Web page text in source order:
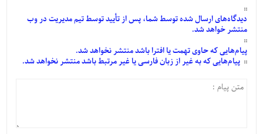
دیدگاه‌هایارسالشدهتوسط شما، پس ازتأییدتوسط تیم مدیریت در وب
منتشر خواهد شد.
پیام‌هاییکه حاوی تهمت یا افترا باشد منتشر نخواهد شد.
پیام‌هاییکه به غیر از زبان فارسی یا غیر مرتبط باشد منتشر نخواهد شد.